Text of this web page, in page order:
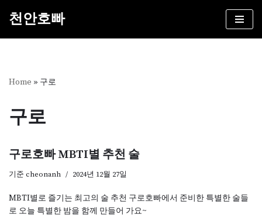
건
뛰
기
천안호빠
Home » 구로
구로
구로호빠 MBTI별 추천 술
기준 cheonanh 2024년 12월 27일
MBTI별로 즐기는 최고의 술 추천 구로호빠에서 준비한 특별한 술들
로 오늘 특별한 밤을 함께 만들어 가요~